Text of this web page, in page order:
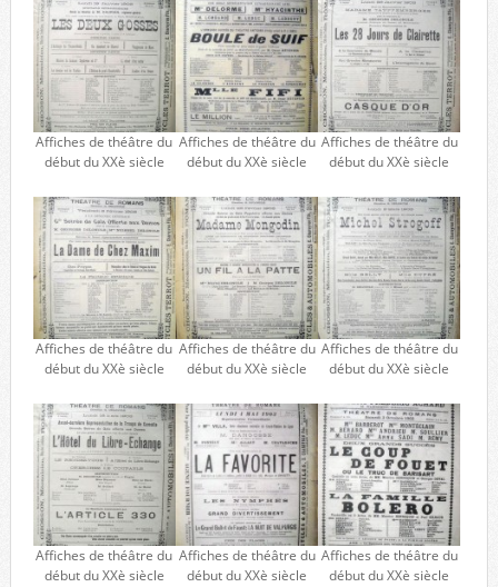
Affiches de théâtre du
début du XXè siècle
Affiches de théâtre du
début du XXè siècle
Affiches de théâtre du
début du XXè siècle
Affiches de théâtre du
début du XXè siècle
Affiches de théâtre du
début du XXè siècle
Affiches de théâtre du
début du XXè siècle
Affiches de théâtre du
début du XXè siècle
Affiches de théâtre du
début du XXè siècle
Affiches de théâtre du
début du XXè siècle